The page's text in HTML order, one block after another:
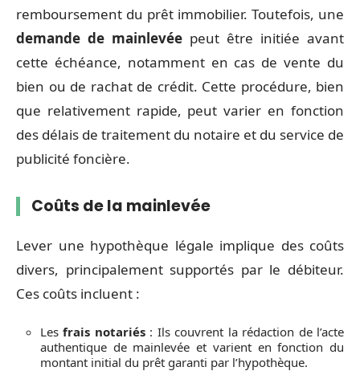
remboursement du prêt immobilier. Toutefois, une
demande de mainlevée peut être initiée avant
cette échéance, notamment en cas de vente du
bien ou de rachat de crédit. Cette procédure, bien
que relativement rapide, peut varier en fonction
des délais de traitement du notaire et du service de
publicité foncière.
Coûts de la mainlevée
Lever une hypothèque légale implique des coûts
divers, principalement supportés par le débiteur.
Ces coûts incluent :
Lesfrais notariés: Ils couvrent la rédaction de l’acte
authentique de mainlevée et varient en fonction du
montant initial du prêt garanti par l’hypothèque.